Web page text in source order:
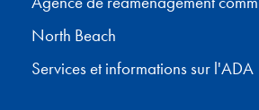
North Beach
Services et informations sur l'ADA